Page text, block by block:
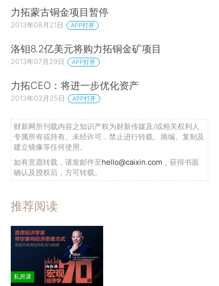
力拓蒙古铜金项目暂停
2013年08月21日 APP打开
洛钼8.2亿美元将购力拓铜金矿项目
2013年07月29日 APP打开
力拓CEO：将进一步优化资产
2013年03月25日 APP打开
财新网所刊载内容之知识产权为财新传媒及/或相关权利人
专属所有或持有。未经许可，禁止进行转载、摘编、复制及
建立镜像等任何使用。
如有意愿转载，请发邮件至hello@caixin.com ，获得书面
确认及授权后，方可转载。
推荐阅读
私房课